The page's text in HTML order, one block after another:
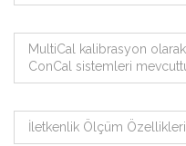
MultiCal kalibrasyon
ConCal sistemleri
İletkenlik Ölçüm Özellikleri